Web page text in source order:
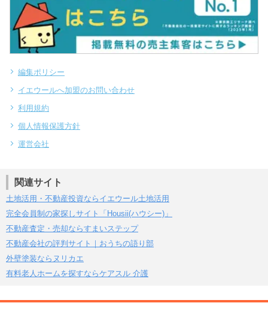
編集ポリシー
イエウールへ加盟のお問い合わせ
利用規約
個人情報保護方針
運営会社
関連サイト
土地活用・不動産投資ならイエウール土地活用
完全会員制の家探しサイト「Housii(ハウシー)」
不動産査定・売却ならすまいステップ
不動産会社の評判サイト｜おうちの語り部
外壁塗装ならヌリカエ
有料老人ホームを探すならケアスル 介護